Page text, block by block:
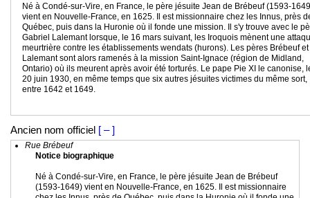
Né à Condé-sur-Vire, en France, le père jésuite Jean de Brébeuf (1593-
vient en Nouvelle-France, en 1625. Il est missionnaire chez les Innus, près
Québec, puis dans la Huronie où il fonde une mission. Il s'y trouve avec le
Gabriel Lalemant lorsque, le 16 mars suivant, les Iroquois mènent une
meurtrière contre les établissements wendats (hurons). Les pères Brébeuf et
Lalemant sont alors ramenés à la mission Saint-Ignace (région de Midland,
Ontario) où ils meurent après avoir été torturés. Le pape Pie XI le canonise,
20 juin 1930, en même temps que six autres jésuites victimes du même sort,
entre 1642 et 1649.
Ancien nom officiel [ – ]
Rue Brébeuf
Notice biographique
Né à Condé-sur-Vire, en France, le père jésuite Jean de Brébeuf
(1593-1649) vient en Nouvelle-France, en 1625. Il est missionnaire